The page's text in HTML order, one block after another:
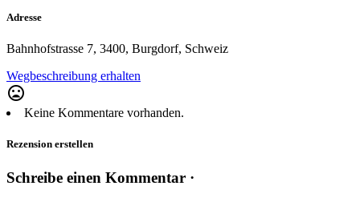
Adresse
Bahnhofstrasse 7, 3400, Burgdorf, Schweiz
Wegbeschreibung erhalten
mood_bad
Keine Kommentare vorhanden.
Rezension erstellen
Schreibe einen Kommentar ·